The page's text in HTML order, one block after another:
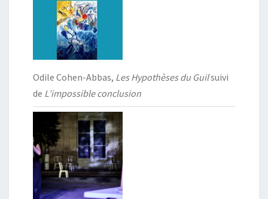
Odile Cohen-Abbas, Les Hypothèses du Guilsuivi
de L’impossible conclusion